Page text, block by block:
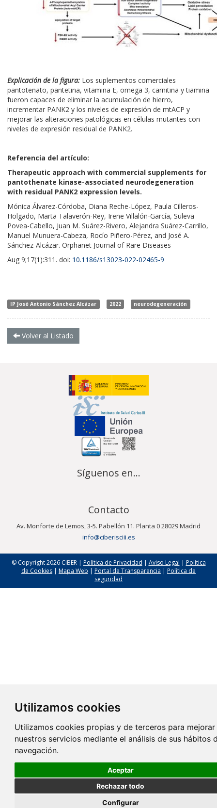
Utilizamos cookies
Utilizamos cookies propias y de terceros para mejorar
nuestros servicios mediante el análisis de sus hábitos
navegación.
Aceptar
Rechazar todo
Configurar
Explicación de la figura: Los suplementos comerciales
pantotenato, pantetina, vitamina E, omega 3, carnitina y tiamina
fueron capaces de eliminar la acumulación de hierro,
incrementar PANK2 y los niveles de expresión de mtACP y
mejorar las alteraciones patológicas en células mutantes con
niveles de expresión residual de PANK2.
Referencia del artículo:
Therapeutic approach with commercial supplements for
pantothenate kinase-associated neurodegeneration
with residual PANK2 expression levels.
Mónica Álvarez-Córdoba, Diana Reche-López, Paula Cilleros-
Holgado, Marta Talaverón-Rey, Irene Villalón-García, Suleva
Povea-Cabello, Juan M. Suárez-Rivero, Alejandra Suárez-Carrillo,
Manuel Munuera-Cabeza, Rocío Piñero-Pérez, and José A.
Sánchez-Alcázar. Orphanet Journal of Rare Diseases
Aug 9;17(1):311. doi: 10.1186/s13023-022-02465-9
IP José Antonio Sánchez Alcázar 2022 neurodegeneración
Volver al Listado
Síguenos en...
Contacto
Av. Monforte de Lemos, 3-5. Pabellón 11. Planta 0 28029 Madrid
info@ciberisciii.es
© Copyright 2026 CIBER | Política de Privacidad | Aviso Legal | Política
de Cookies | Mapa Web | Portal de Transparencia | Política de
seguridad